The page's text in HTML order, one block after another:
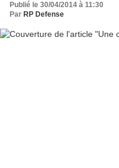
Publié le 30/04/2014 à 11:30
Par RP Defense